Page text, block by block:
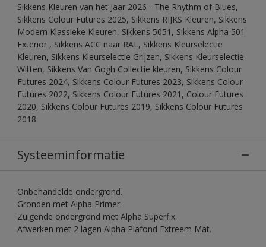
Sikkens Kleuren van het Jaar 2026 - The Rhythm of Blues,
Sikkens Colour Futures 2025, Sikkens RIJKS Kleuren, Sikkens
Modern Klassieke Kleuren, Sikkens 5051, Sikkens Alpha 501
Exterior , Sikkens ACC naar RAL, Sikkens Kleurselectie
Kleuren, Sikkens Kleurselectie Grijzen, Sikkens Kleurselectie
Witten, Sikkens Van Gogh Collectie kleuren, Sikkens Colour
Futures 2024, Sikkens Colour Futures 2023, Sikkens Colour
Futures 2022, Sikkens Colour Futures 2021, Colour Futures
2020, Sikkens Colour Futures 2019, Sikkens Colour Futures
2018
Systeeminformatie
Onbehandelde ondergrond.
Gronden met Alpha Primer.
Zuigende ondergrond met Alpha Superfix.
Afwerken met 2 lagen Alpha Plafond Extreem Mat.